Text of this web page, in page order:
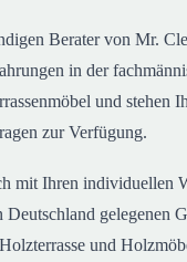
Berater von Mr.
in der
und stehen
zur Verfügung.
mit Ihren individuellen
Deutschland gelegenen
und